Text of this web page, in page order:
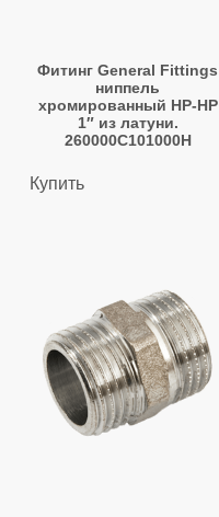
Фитинг General Fittings
ниппель
хромированный НР-НР
1″ из латуни.
260000C101000H
Купить